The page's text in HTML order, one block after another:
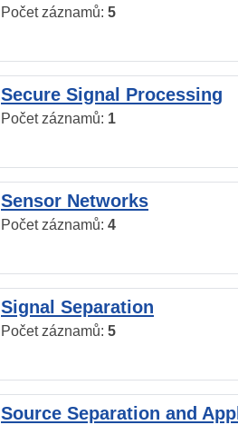
Počet záznamů: 5
Secure Signal Processing
Počet záznamů: 1
Sensor Networks
Počet záznamů: 4
Signal Separation
Počet záznamů: 5
Source Separation and